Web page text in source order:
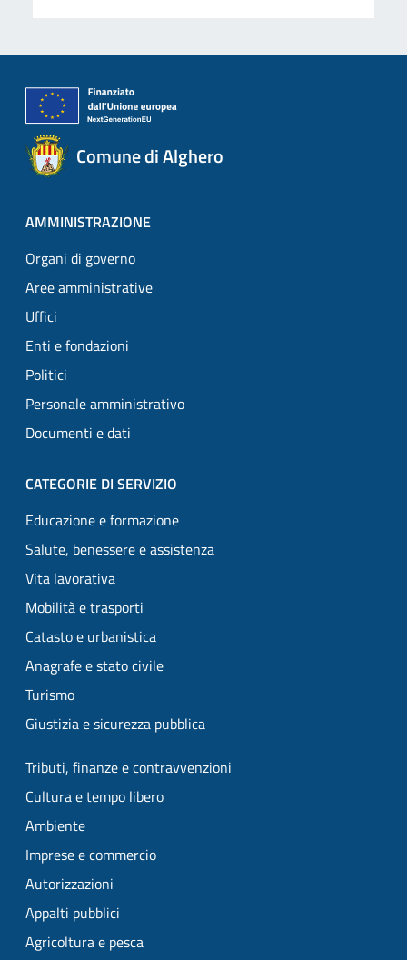
Comune di Alghero
AMMINISTRAZIONE
Organi di governo
Aree amministrative
Uffici
Enti e fondazioni
Politici
Personale amministrativo
Documenti e dati
CATEGORIE DI SERVIZIO
Educazione e formazione
Salute, benessere e assistenza
Vita lavorativa
Mobilità e trasporti
Catasto e urbanistica
Anagrafe e stato civile
Turismo
Giustizia e sicurezza pubblica
Tributi, finanze e contravvenzioni
Cultura e tempo libero
Ambiente
Imprese e commercio
Autorizzazioni
Appalti pubblici
Agricoltura e pesca